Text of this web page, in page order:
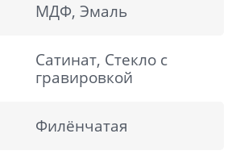
МДФ, Эмаль
Сатинат, Стекло с
гравировкой
Филёнчатая